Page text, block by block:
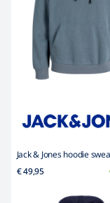
v.a. € 69,95